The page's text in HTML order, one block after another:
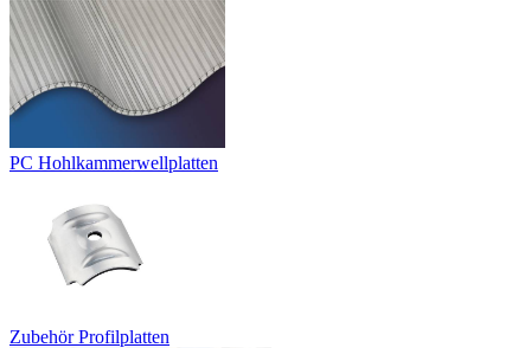
PC Hohlkammerwellplatten
Zubehör Profilplatten